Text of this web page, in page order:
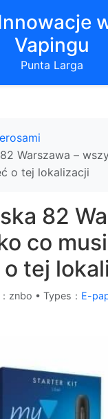
Vapingu
Punta Larga
Warszawa –
o tej lokalizacji
82
co
tej
znbo • Types： E-